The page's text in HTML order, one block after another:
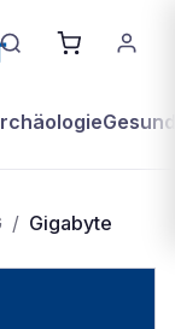
/ Gigabyte